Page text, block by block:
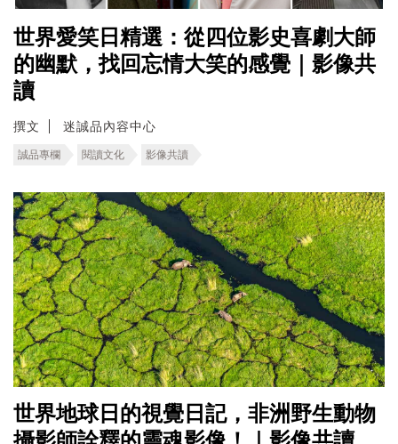
世界愛笑日精選：從四位影史喜劇大師
的幽默，找回忘情大笑的感覺｜影像共
讀
撰文 迷誠品內容中心
誠品專欄 閱讀文化 影像共讀
世界地球日的視覺日記，非洲野生動物